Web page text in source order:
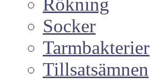
Socker
Tarmbakterier
Tillsatsämnen